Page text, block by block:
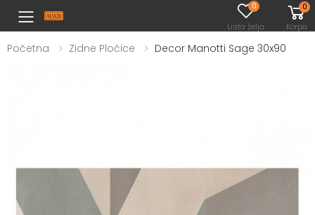
Toggle mobile menu
0
Lista želja
0
Korpa
Početna Zidne Pločice Decor Manotti Sage 30x90